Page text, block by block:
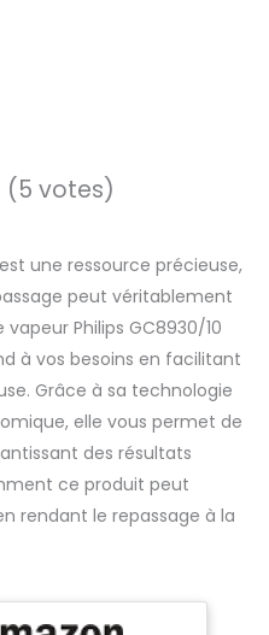
votes)
une ressource précieuse,
peut véritablement
Philips GC8930/10
à vos besoins en facilitant
Grâce à sa technologie
elle vous permet de
des résultats
ce produit peut
rendant le repassage à la